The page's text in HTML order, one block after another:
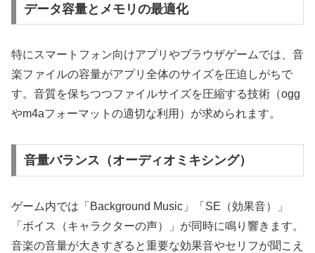
データ容量とメモリの最適化
特にスマートフォン向けアプリやブラウザゲームでは、音
楽ファイルの容量がアプリ全体のサイズを圧迫しがちで
す。音質を保ちつつファイルサイズを圧縮する技術（ogg
やm4aフォーマットの適切な利用）が求められます。
音量バランス（オーディオミキシング）
ゲーム内では「Background Music」「SE（効果音）」
「ボイス（キャラクターの声）」が同時に鳴り響きます。
音楽の音量が大きすぎると重要な効果音やセリフが聞こえ